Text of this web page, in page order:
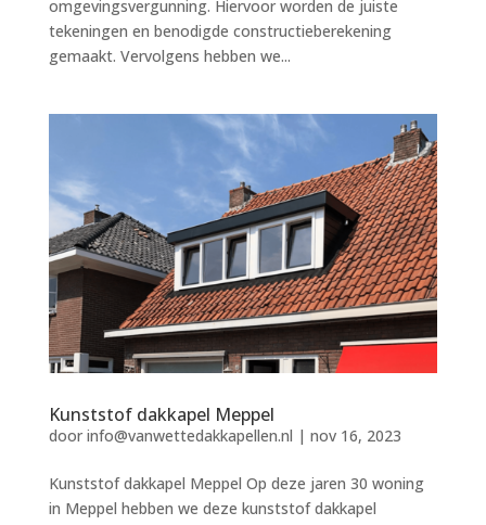
omgevingsvergunning. Hiervoor worden de juiste
tekeningen en benodigde constructieberekening
gemaakt. Vervolgens hebben we...
Kunststof dakkapel Meppel
door info@vanwettedakkapellen.nl | nov 16, 2023
Kunststof dakkapel Meppel Op deze jaren 30 woning
in Meppel hebben we deze kunststof dakkapel